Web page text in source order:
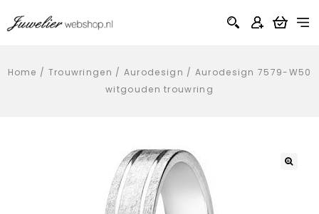
Home / Trouwringen / Aurodesign / Aurodesign 7579-W50
witgouden trouwring